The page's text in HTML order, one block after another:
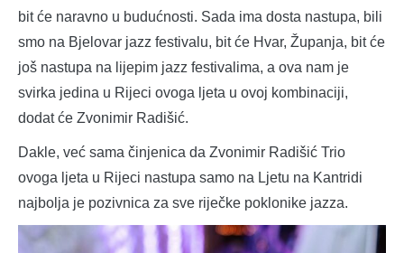
bit će naravno u budućnosti. Sada ima dosta nastupa, bili
smo na Bjelovar jazz festivalu, bit će Hvar, Županja, bit će
još nastupa na lijepim jazz festivalima, a ova nam je
svirka jedina u Rijeci ovoga ljeta u ovoj kombinaciji,
dodat će Zvonimir Radišić.
Dakle, već sama činjenica da Zvonimir Radišić Trio
ovoga ljeta u Rijeci nastupa samo na Ljetu na Kantridi
najbolja je pozivnica za sve riječke poklonike jazza.